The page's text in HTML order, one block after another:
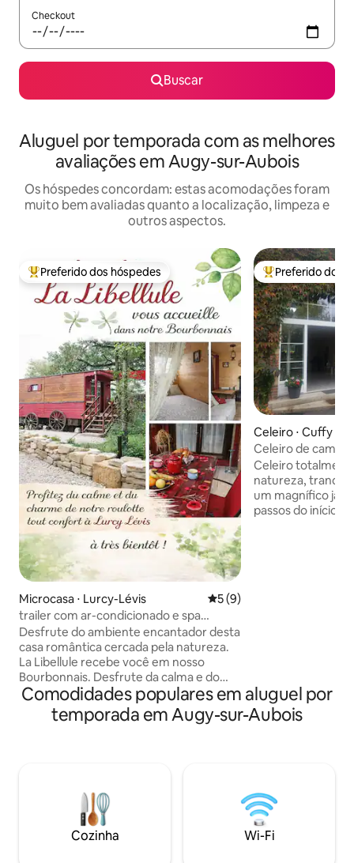
Checkout
Buscar
Aluguel por temporada com as melhores
avaliações em Augy-sur-Aubois
Os hóspedes concordam: estas acomodações foram
muito bem avaliadas quanto a localização, limpeza e
outros aspectos.
Entre os melhores preferidos dos hóspedes
Preferido dos hóspedes
Microcasa ⋅ Lurcy-Lévis 5 de uma avaliação média
5 (9)
trailer com ar-condicionado e spa
privativo no campo
Desfrute do ambiente encantador desta
casa romântica cercada pela natureza.
La Libellule recebe você em nosso
Bourbonnais. Desfrute da calma e do
charme do nosso confortável trailer em
Lurcy-Lévis. Perto de várias atrações
turísticas, do nosso belo bosque de
etc. As especialidades da nossa região:
pâté aux patates, pompe aux grattons,
etc. Espero ver você em breve!
Entre os
Preferido dos
Celeiro ⋅ Cuffy
Celeiro de campo
Celeiro
natureza,
um magnífico
passos do início
Comodidades populares em aluguel por
temporada em Augy-sur-Aubois
Cozinha Wi-Fi